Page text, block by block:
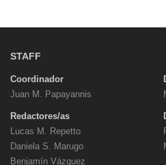
STAFF
Coordinador
Juan M. Papayannis
Redactores/as
Lucas M. Repetto
Daniela S. Marugo
Benjamín Vázquez